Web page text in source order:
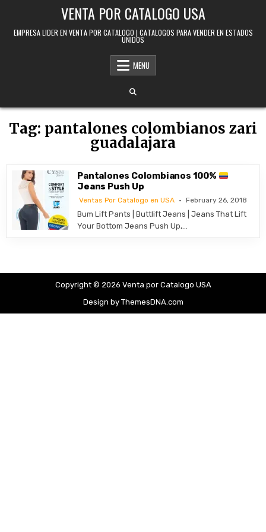
VENTA POR CATALOGO USA
EMPRESA LIDER EN VENTA POR CATALOGO | CATALOGOS PARA VENDER EN ESTADOS
UNIDOS
MENU
Tag: pantalones colombianos zari
guadalajara
Pantalones Colombianos 100%
Jeans Push Up
Ventas Por Catalogo en USA February 26, 2018
Bum Lift Pants | Buttlift Jeans | Jeans That Lift
Your Bottom Jeans Push Up,…
Copyright © 2026 Venta por Catalogo USA
Design by ThemesDNA.com